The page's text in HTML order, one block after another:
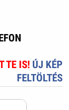
TE IS! ÚJ KÉP
FELTÖLTÉS